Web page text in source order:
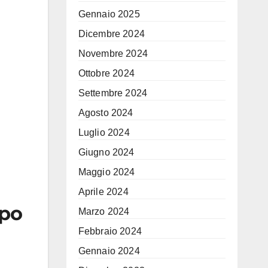
Gennaio 2025
Dicembre 2024
Novembre 2024
Ottobre 2024
Settembre 2024
Agosto 2024
Luglio 2024
Giugno 2024
Maggio 2024
Aprile 2024
Marzo 2024
Febbraio 2024
Gennaio 2024